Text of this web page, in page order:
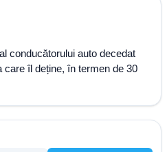
conducătorului auto decedat
care îl deține, în termen de 30